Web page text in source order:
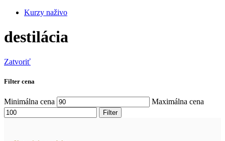
Kurzy naživo
destilácia
Zatvoriť
Filter cena
Minimálna cena Maximálna cena
Filter